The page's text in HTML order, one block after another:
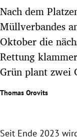
Untermenü
Untermenü
Untermenü
Untermenü
Nach dem
Müllverbandes
Oktober die
Rettung
Grün plant zwei
Thomas Orovits
Seit Ende 2023